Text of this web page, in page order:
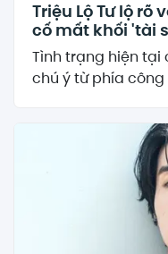
Triệu Lộ Tư lộ rõ
cố mất khối 'tài
Tình trạng hiện tại
chú ý từ phía công